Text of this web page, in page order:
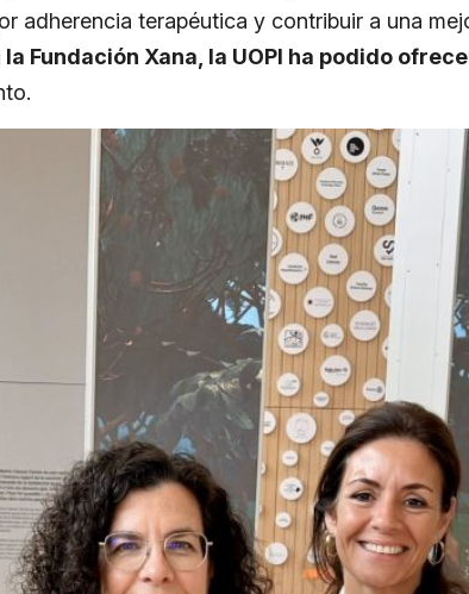
adherencia terapéutica y contribuir a una
Fundación Xana, la UOPI ha podido